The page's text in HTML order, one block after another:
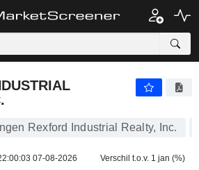
Rexford Industrial Realty, Inc.
07-08-2026 Verschil t.o.v. 1 jan (%)